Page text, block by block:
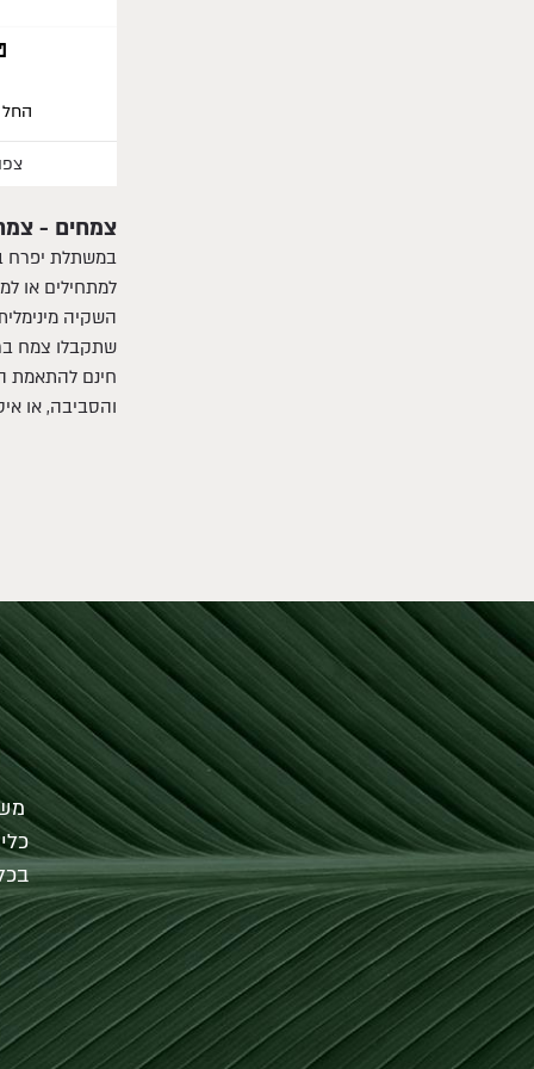
צמחים -
במשתלת יפרח
השקיה
שתקבלו צמח
חינם להתאמת
והסביבה, או איסוף